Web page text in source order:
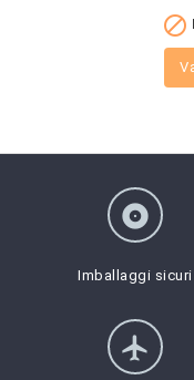

album
Imballaggi sicuri
flight